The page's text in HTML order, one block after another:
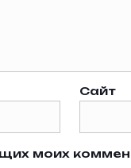
Сайт
моих